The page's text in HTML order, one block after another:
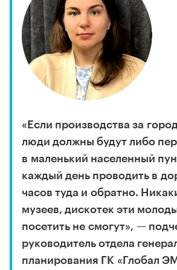
«Если производства за
люди должны будут либо
в маленький населенный
каждый день проводить в
часов туда и обратно.
музеев, дискотек эти
посетить не смогут», —
руководитель отдела
планирования ГК «Глобал